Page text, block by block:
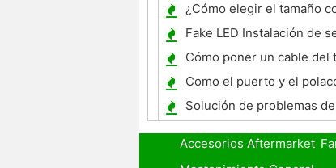
¿Cómo elegir el tamaño
de freno
Fake LED Instalación de
vehículo Intermitente
Cómo poner un cable del
Winch
Como el puerto y el
bloque Chevy
Solución de problemas
Luces Cluster Tail Lights
Accesorios Aftermarket